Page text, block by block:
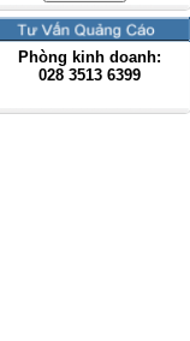
Phòng kinh doanh:
028 3513 6399